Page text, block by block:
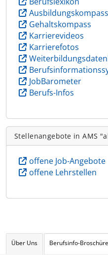
Ausbildungskompass
Gehaltskompass
Karrierevideos
Karrierefotos
JobBarometer
Berufs-Infos
Stellenangebote in AMS
offene Job-Angebote
offene Lehrstellen
Über Uns Berufsinfo-